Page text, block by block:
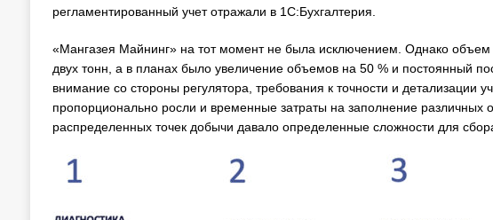
регламентированный учет отражали в 1С:Бухгалтерия.
«Мангазея Майнинг» на тот момент не была исключением. Однако объем
двух тонн, а в планах было увеличение объемов на 50 % и постоянный
внимание со стороны регулятора, требования к точности и детализации
пропорционально росли и временные затраты на заполнение различных
распределенных точек добычи давало определенные сложности для